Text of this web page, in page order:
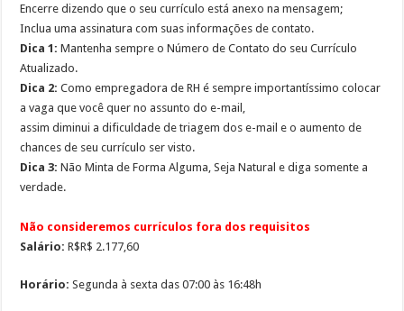
Encerre dizendo que o seu currículo está anexo na mensagem;
Inclua uma assinatura com suas informações de contato.
Dica 1: Mantenha sempre o Número de Contato do seu Currículo
Atualizado.
Dica 2: Como empregadora de RH é sempre importantíssimo colocar
a vaga que você quer no assunto do e-mail,
assim diminui a dificuldade de triagem dos e-mail e o aumento de
chances de seu currículo ser visto.
Dica 3: Não Minta de Forma Alguma, Seja Natural e diga somente a
verdade.
Não consideremos currículos fora dos requisitos
Salário:R$R$ 2.177,60
Horário:Segunda à sexta das 07:00 às 16:48h